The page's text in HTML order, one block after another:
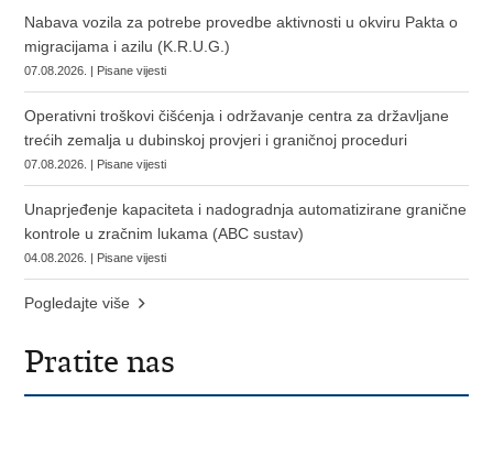
Nabava vozila za potrebe provedbe aktivnosti u okviru Pakta o
migracijama i azilu (K.R.U.G.)
07.08.2026. | Pisane vijesti
Operativni troškovi čišćenja i održavanje centra za državljane
trećih zemalja u dubinskoj provjeri i graničnoj proceduri
07.08.2026. | Pisane vijesti
Unaprjeđenje kapaciteta i nadogradnja automatizirane granične
kontrole u zračnim lukama (ABC sustav)
04.08.2026. | Pisane vijesti
Pogledajte više
Pratite nas